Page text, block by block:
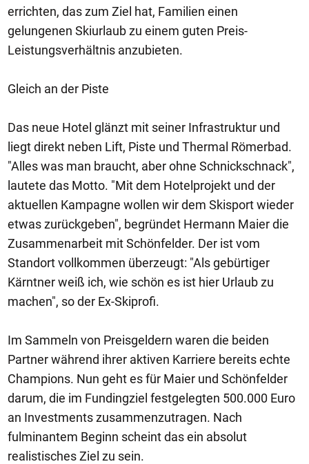
errichten, das zum Ziel hat, Familien einen
gelungenen Skiurlaub zu einem guten Preis-
Leistungsverhältnis anzubieten.
Gleich an der Piste
Das neue Hotel glänzt mit seiner Infrastruktur und
liegt direkt neben Lift, Piste und Thermal Römerbad.
"Alles was man braucht, aber ohne Schnickschnack",
lautete das Motto. "Mit dem Hotelprojekt und der
aktuellen Kampagne wollen wir dem Skisport wieder
etwas zurückgeben", begründet Hermann Maier die
Zusammenarbeit mit Schönfelder. Der ist vom
Standort vollkommen überzeugt: "Als gebürtiger
Kärntner weiß ich, wie schön es ist hier Urlaub zu
machen", so der Ex-Skiprofi.
Im Sammeln von Preisgeldern waren die beiden
Partner während ihrer aktiven Karriere bereits echte
Champions. Nun geht es für Maier und Schönfelder
darum, die im Fundingziel festgelegten 500.000 Euro
an Investments zusammenzutragen. Nach
fulminantem Beginn scheint das ein absolut
realistisches Ziel zu sein.